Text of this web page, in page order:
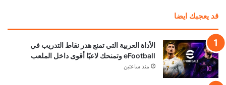
قد يعجبك ايضا
الأداة العربية التي تمنع هدر نقاط التدريب في
eFootball وتمنحك لاعبًا أقوى داخل الملعب
منذ ساعتين